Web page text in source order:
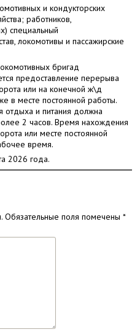
и кондукторских
работников,
специальный
локомотивы и пассажирские
бригад
предоставление перерыва
или на конечной ж\д
в месте постоянной работы.
отдыха и питания должна
2 часов. Время нахождения
или месте постоянной
время.
2026 года.
Обязательные поля помечены *